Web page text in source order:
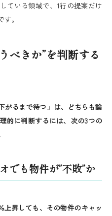
ている領域で、1行の提案だけ
。
べきか”を判断する
がるまで待つ」は、どちらも論
的に判断するには、次の3つの
でも物件が”不敗”か
上昇しても、その物件のキャッ